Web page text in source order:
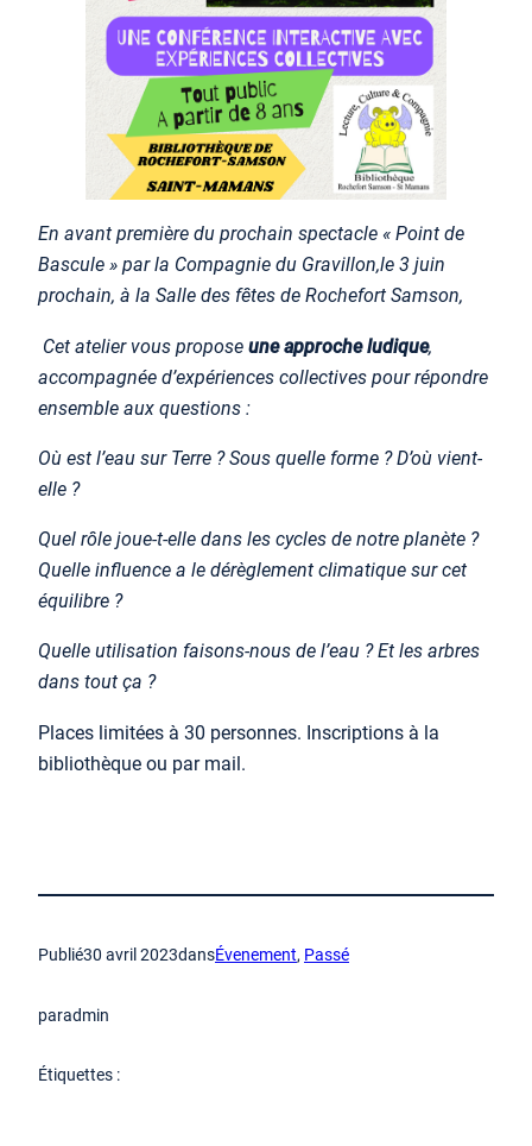
En avant première du prochain spectacle « Point de
Bascule » par la Compagnie du Gravillon,le 3 juin
prochain, à la Salle des fêtes de Rochefort Samson,
Cet atelier vous propose une approche ludique,
accompagnée d’expériences collectives pour répondre
ensemble aux questions :
Où est l’eau sur Terre ? Sous quelle forme ? D’où vient-
elle ?
Quel rôle joue-t-elle dans les cycles de notre planète ?
Quelle influence a le dérèglement climatique sur cet
équilibre ?
Quelle utilisation faisons-nous de l’eau ? Et les arbres
dans tout ça ?
Places limitées à 30 personnes. Inscriptions à la
bibliothèque ou par mail.
Publié30 avril 2023dansÉvenement, Passé
paradmin
Étiquettes :